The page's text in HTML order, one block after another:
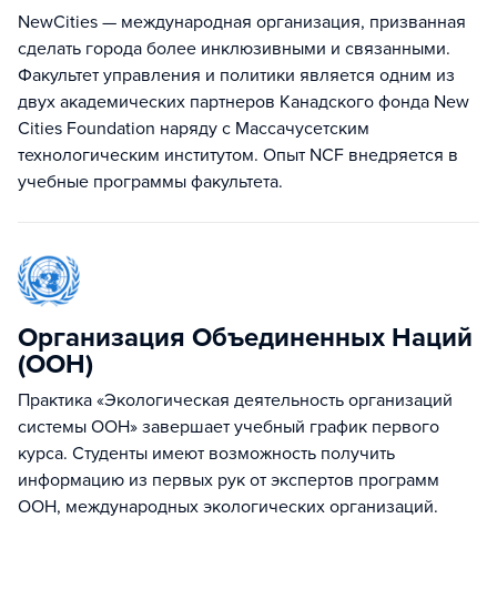
NewCities — международная организация, призванная
сделать города более инклюзивными и связанными.
Факультет управления и политики является одним из
двух академических партнеров Канадского фонда New
Cities Foundation наряду с Массачусетским
технологическим институтом. Опыт NCF внедряется в
учебные программы факультета.
Организация Объединенных Наций
(ООН)
Практика «Экологическая деятельность организаций
системы ООН» завершает учебный график первого
курса. Студенты имеют возможность получить
информацию из первых рук от экспертов программ
ООН, международных экологических организаций.